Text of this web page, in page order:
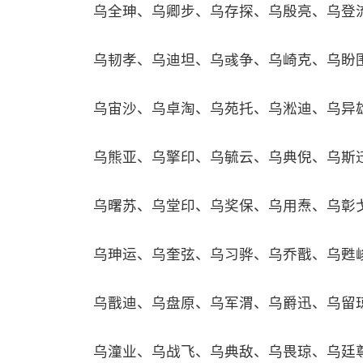
乌全珅、乌卿步、乌存探、乌殷亮、乌登
乌韧孝、乌迪坦、乌彧争、乌崎克、乌盼
乌宙沙、乌卓淘、乌苑托、乌淞迪、乌异
乌熊亚、乌擎印、乌毓云、乌典倪、乌斯
乌曙苏、乌堂印、乌奖保、乌用焘、乌彰
乌珅运、乌奎弦、乌习骅、乌乔戬、乌甦
乌戬迪、乌盘原、乌军渭、乌爵迅、乌留
乌潼业、乌战飞、乌典敌、乌畏琼、乌廷